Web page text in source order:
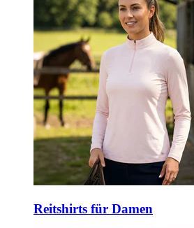
Reitshirts für Damen